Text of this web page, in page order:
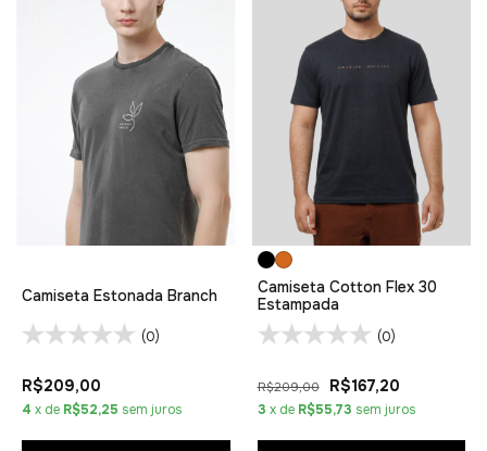
Camiseta Estonada Branch
(0)
R$209,00
4 x de R$52,25 sem juros
Camiseta Cotton Flex 30
Estampada
(0)
R$209,00 R$167,20
3 x de R$55,73 sem juros